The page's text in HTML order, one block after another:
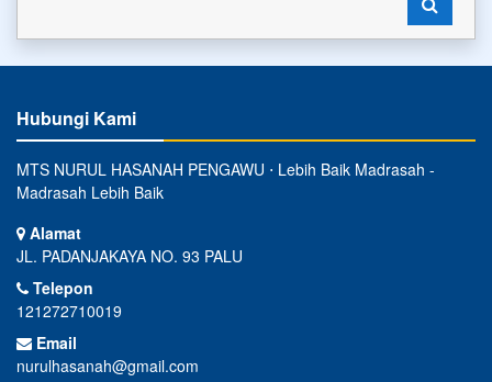
Hubungi Kami
MTS NURUL HASANAH PENGAWU ⋅ Lebih Baik Madrasah -
Madrasah Lebih Baik
Alamat
JL. PADANJAKAYA NO. 93 PALU
Telepon
121272710019
Email
nurulhasanah@gmail.com